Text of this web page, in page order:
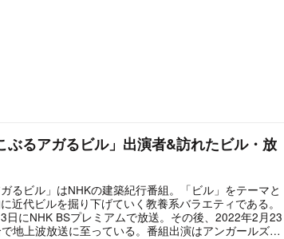
ぶるアガるビル」出演者&訪れたビル・放
ガるビル」はNHKの建築紀行番組。「ビル」をテーマと
近代ビルを掘り下げていく教養系バラエティである。
日にNHK BSプレミアムで放送。その後、2022年2月23
地上波放送に至っている。番組出演はアンガールズ田